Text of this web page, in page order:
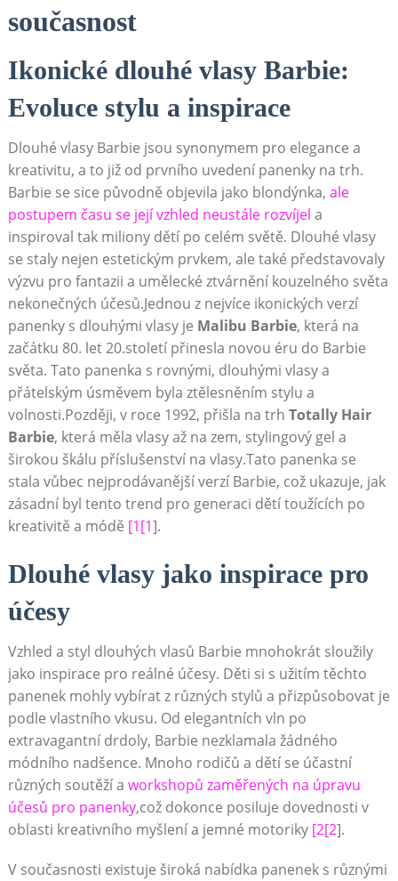
současnost
Ikonické dlouhé vlasy Barbie:
Evoluce stylu a inspirace
Dlouhé vlasy Barbie jsou synonymem pro elegance a
kreativitu, a to již od prvního uvedení panenky na trh.
Barbie se sice původně objevila jako blondýnka, ale
postupem času se její vzhled neustále rozvíjel a
inspiroval tak miliony dětí po celém světě. Dlouhé vlasy
se staly nejen estetickým prvkem, ale také představovaly
výzvu pro fantazii a umělecké ztvárnění kouzelného světa
nekonečných účesů.Jednou z nejvíce ikonických verzí
panenky s dlouhými vlasy je Malibu Barbie, která na
začátku 80. let 20.století přinesla novou éru do Barbie
světa. Tato panenka s rovnými, dlouhými vlasy a
přátelským úsměvem byla ztělesněním stylu a
volnosti.Později, v roce 1992, přišla na trh Totally Hair
Barbie, která měla vlasy až na zem, stylingový gel a
širokou škálu příslušenství na vlasy.Tato panenka se
stala vůbec nejprodávanější verzí Barbie, což ukazuje, jak
zásadní byl tento trend pro generaci dětí toužících po
kreativitě a módě [1[1].
Dlouhé vlasy jako inspirace pro
účesy
Vzhled a styl dlouhých vlasů Barbie mnohokrát sloužily
jako inspirace pro reálné účesy. Děti si s užitím těchto
panenek mohly vybírat z různých stylů a přizpůsobovat je
podle vlastního vkusu. Od elegantních vln po
extravagantní drdoly, Barbie nezklamala žádného
módního nadšence. Mnoho rodičů a dětí se účastní
různých soutěží a workshopů zaměřených na úpravu
účesů pro panenky,což dokonce posiluje dovednosti v
oblasti kreativního myšlení a jemné motoriky [2[2].
V současnosti existuje široká nabídka panenek s různými